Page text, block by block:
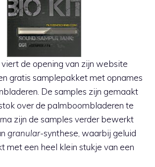
de opening van zijn website
gratis samplepakket met opnames
De samples zijn gemaakt
over de palmboombladeren te
zijn de samples verder bewerkt
granular-synthese, waarbij geluid
met een heel klein stukje van een